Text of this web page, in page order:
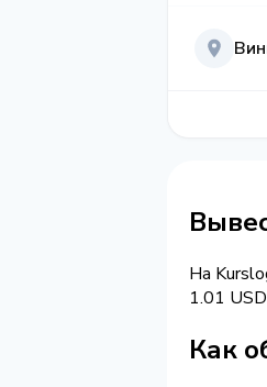
На
1.01
Как